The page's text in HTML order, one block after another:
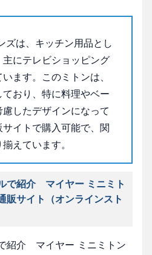
ズは、キッチン用品とし
にテレビショッピング
ます。このミトンは、
おり、特に料理やベー
したデザインになって
イトで購入可能で、関
えています。
で紹介 マイヤー ミニミト
販サイト（オンラインスト
紹介 マイヤー ミニミトン